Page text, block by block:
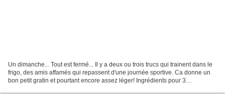
Un dimanche... Tout est fermé... Il y a deux ou trois trucs qui trainent dans le
frigo, des amis affamés qui repassent d'une journée sportive. Ca donne un
bon petit gratin et pourtant encore assez léger! Ingrédients pour 3